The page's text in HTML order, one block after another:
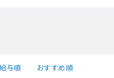
与順 おすすめ順